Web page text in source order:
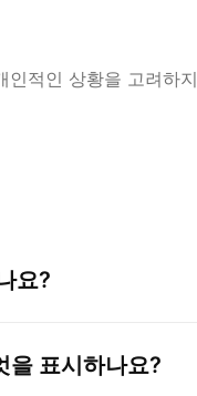
적인 상황을 고려하
요?
을 표시하나요?